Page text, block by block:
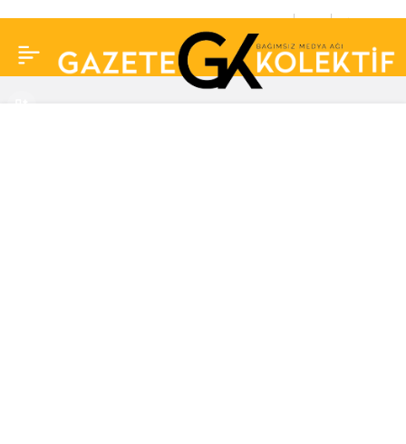
Murat Kurum açıklaması: